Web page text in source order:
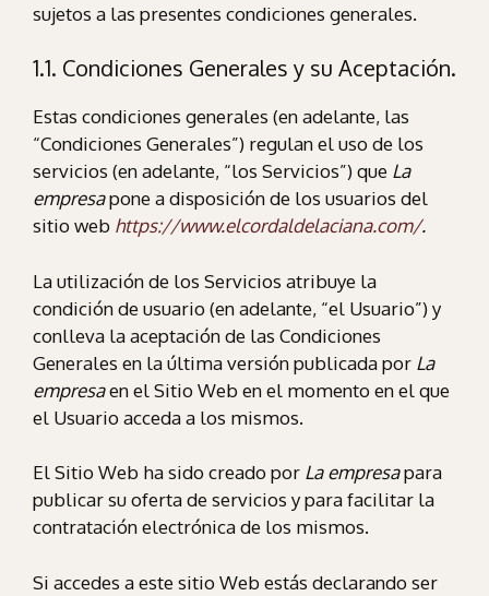
sujetos a las presentes condiciones generales.
1.1. Condiciones Generales y su Aceptación.
Estas condiciones generales (en adelante, las
“Condiciones Generales”) regulan el uso de los
servicios (en adelante, “los Servicios”) que La
empresapone a disposición de los usuarios del
sitio web https://www.elcordaldelaciana.com/.
La utilización de los Servicios atribuye la
condición de usuario (en adelante, “el Usuario”) y
conlleva la aceptación de las Condiciones
Generales en la última versión publicada por La
empresaen el Sitio Web en el momento en el que
el Usuario acceda a los mismos.
El Sitio Web ha sido creado por La empresapara
publicar su oferta de servicios y para facilitar la
contratación electrónica de los mismos.
Si accedes a este sitio Web estás declarando ser